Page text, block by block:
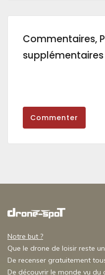
Commentaires,
supplémentaires
Commenter
Notre but ?
Que le drone de loisir reste
De recenser gratuitement
De découvrir le monde vu du